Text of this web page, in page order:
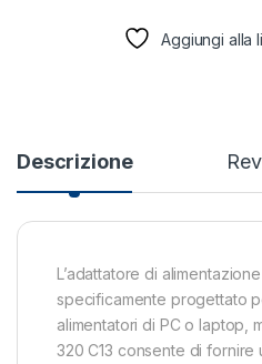
Aggiungi alla
Descrizione
L’adattatore di
specificamente progettato
alimentatori di PC o laptop,
320 C13 consente di fornire